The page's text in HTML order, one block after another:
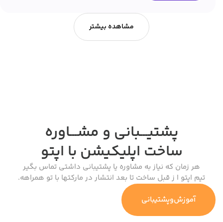
مشاهده بیشتر
پشتیـــبانی و مشـــاوره
ساخت اپلیکیشن با اپتو
هر زمان که نیاز به مشاوره یا پشتیبانی داشتی تماس بگیر
تیم اپتو ا ز قبل ساخت تا بعد انتشار در مارکتها با تو همراهه.
آموزش‌وپشتیبانی